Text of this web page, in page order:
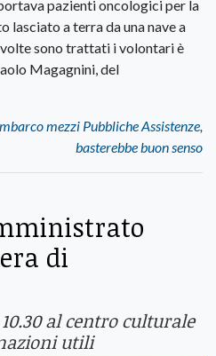
pazienti oncologici per la
lasciato a terra da una nave a
sono trattati i volontari è
Magagnini, del
mezzi Pubbliche Assistenze,
basterebbe buon senso
di
al centro culturale
utili